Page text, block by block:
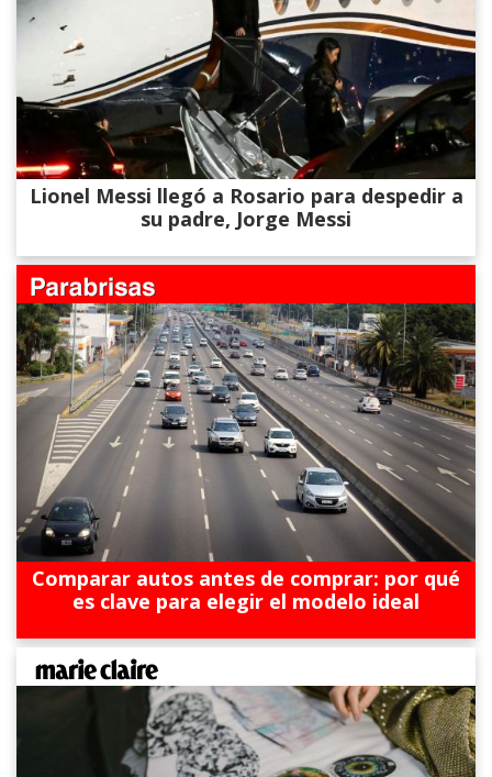
Lionel Messi llegó a Rosario para despedir a
su padre, Jorge Messi
Comparar autos antes de comprar: por qué
es clave para elegir el modelo ideal